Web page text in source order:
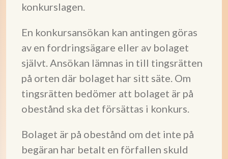
konkurslagen.
En konkursansökan kan antingen göras
av en fordringsägare eller av bolaget
självt. Ansökan lämnas in till tingsrätten
på orten där bolaget har sitt säte. Om
tingsrätten bedömer att bolaget är på
obestånd ska det försättas i konkurs.
Bolaget är på obestånd om det inte på
begäran har betalt en förfallen skuld